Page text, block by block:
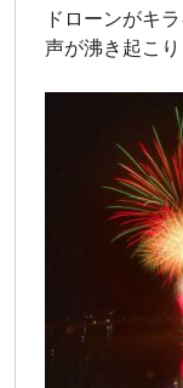
ドローンがキ
声が沸き起こり